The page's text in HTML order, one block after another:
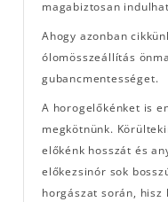
magabiztosan
Ahogy azonban
ólomösszeállítás
gubancmentességet.
A horogelőkénket is
megkötnünk.
előkénk hosszát és
előkezsinór sok
horgászat során, hisz